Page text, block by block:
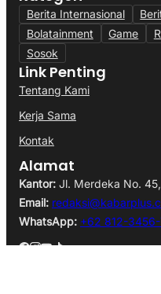
Berita Internasional
Bolatainment
Game
Sosok
Link Penting
Tentang Kami
Kerja Sama
Kontak
Alamat
Kantor: Jl. Merdeka No.
Email:
WhatsApp: +62 812-